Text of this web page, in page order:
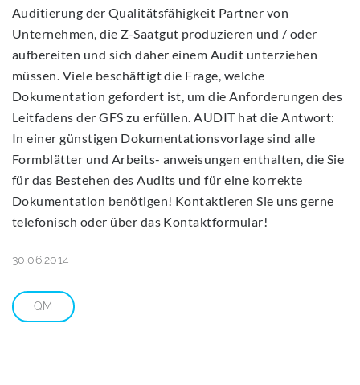
Auditierung der Qualitätsfähigkeit Partner von
Unternehmen, die Z-Saatgut produzieren und / oder
aufbereiten und sich daher einem Audit unterziehen
müssen. Viele beschäftigt die Frage, welche
Dokumentation gefordert ist, um die Anforderungen des
Leitfadens der GFS zu erfüllen. AUDIT hat die Antwort:
In einer günstigen Dokumentationsvorlage sind alle
Formblätter und Arbeits- anweisungen enthalten, die Sie
für das Bestehen des Audits und für eine korrekte
Dokumentation benötigen! Kontaktieren Sie uns gerne
telefonisch oder über das Kontaktformular!
30.06.2014
QM